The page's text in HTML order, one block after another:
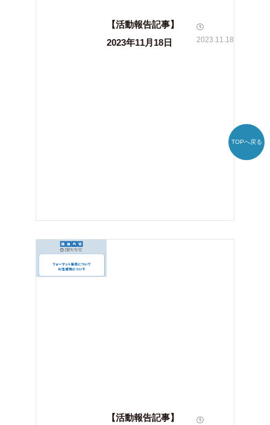
【活動報告記事】
2023年11月18日
2023.11.18
【活動報告記事】
TOPへ戻る